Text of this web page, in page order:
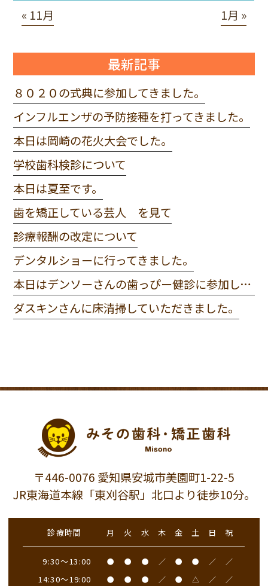
« 11月 1月 »
最新記事
８０２０の式典に参加してきました。
インフルエンザの予防接種を打ってきました。
本日は岡崎の花火大会でした。
学校歯科検診について
本日は夏至です。
歯を矯正している芸人 を見て
診療報酬の改定について
デンタルショーに行ってきました。
本日はデンソーさんの歯っぴー健診に参加してきました。
ダスキンさんに床清掃していただきました。
〒446-0076 愛知県安城市美園町1-22-5
JR東海道本線「東刈谷駅」北口より徒歩10分。
診療時間 月 火 水 木 金 土 日 祝
9:30～13:00 ● ● ● ／ ● ● ／ ／
14:30～19:00 ● ● ● ／ ● △ ／ ／